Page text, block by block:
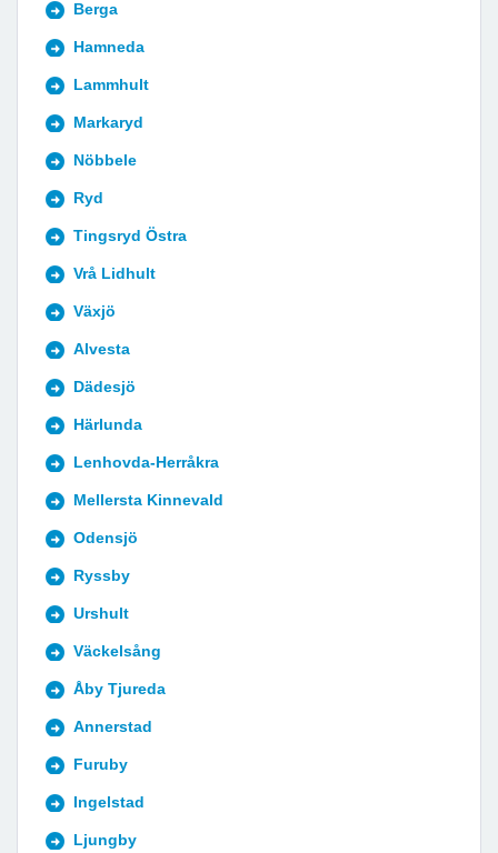
Berga
Hamneda
Lammhult
Markaryd
Nöbbele
Ryd
Tingsryd Östra
Vrå Lidhult
Växjö
Alvesta
Dädesjö
Härlunda
Lenhovda-Herråkra
Mellersta Kinnevald
Odensjö
Ryssby
Urshult
Väckelsång
Åby Tjureda
Annerstad
Furuby
Ingelstad
Ljungby